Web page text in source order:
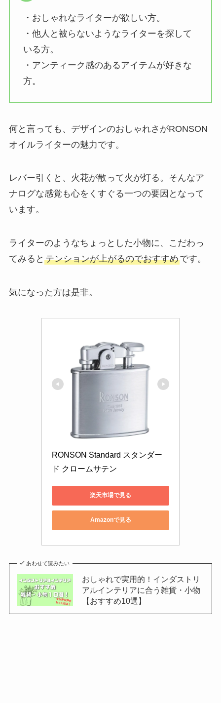
・おしゃれなライターが欲しい方。
・他人と被らないようなライターを探して
いる方。
・アンティーク感のあるアイテムが好きな
方。
何と言っても、デザインのおしゃれさがRONSON
オイルライターの魅力です。
レバー引くと、火花が散って火が灯る。そんなア
ナログな感覚も心をくすぐる一つの要因となって
います。
ライターのようなちょっとした小物に、こだわっ
てみると テンションが上がるのでおすすめです。
気になった方は是非。
RONSON Standard スタンダー
ド クロームサテン
楽天市場で見る
Amazonで見る
あわせて読みたい
おしゃれで実用的！インダストリ
アルインテリアに合う雑貨・小物
【おすすめ10選】